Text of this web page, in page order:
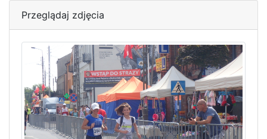
Przeglądaj zdjęcia